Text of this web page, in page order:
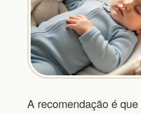
A recomendação é que